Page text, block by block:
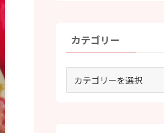
カテゴリー